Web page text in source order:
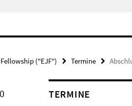
("EJF") Termine
TERMINE